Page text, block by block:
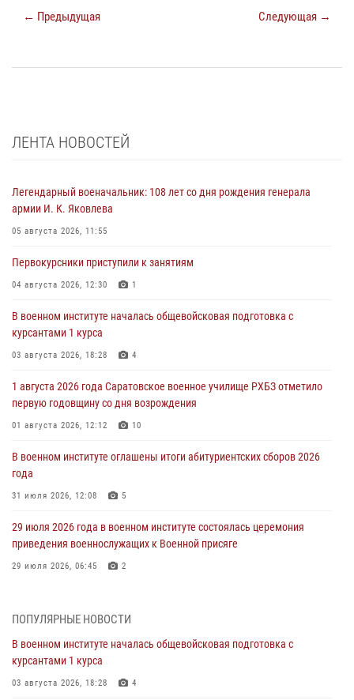
← Предыдущая Следующая →
ЛЕНТА НОВОСТЕЙ
Легендарный военачальник: 108 лет со дня рождения генерала
армии И. К. Яковлева
05 августа 2026, 11:55
Первокурсники приступили к занятиям
04 августа 2026, 12:30 1
В военном институте началась общевойсковая подготовка с
курсантами 1 курса
03 августа 2026, 18:28 4
1 августа 2026 года Саратовское военное училище РХБЗ отметило
первую годовщину со дня возрождения
01 августа 2026, 12:12 10
В военном институте оглашены итоги абитуриентских сборов 2026
года
31 июля 2026, 12:08 5
29 июля 2026 года в военном институте состоялась церемония
приведения военнослужащих к Военной присяге
29 июля 2026, 06:45 2
экзамен по вождению
28 июля 2026 года в военном институте организована беседа и
праздничный молебен
ПОПУЛЯРНЫЕ НОВОСТИ
В военном институте началась общевойсковая подготовка с
курсантами 1 курса
03 августа 2026, 18:28 4